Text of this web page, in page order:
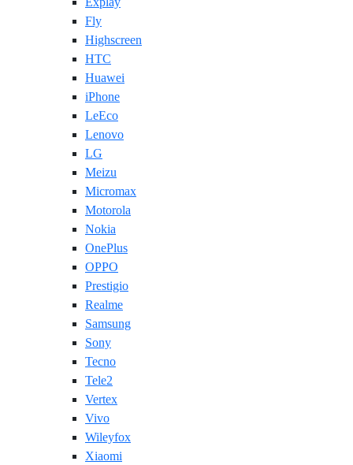
Fly
Highscreen
HTC
Huawei
iPhone
LeEco
Lenovo
LG
Meizu
Micromax
Motorola
Nokia
OnePlus
OPPO
Prestigio
Realme
Samsung
Sony
Tecno
Tele2
Vertex
Vivo
Wileyfox
Xiaomi